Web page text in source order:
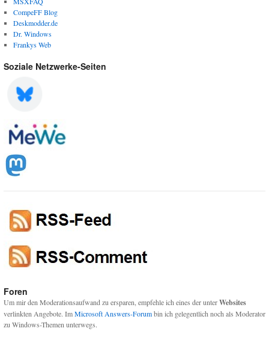
CompeFF Blog
Deskmodder.de
Dr. Windows
Frankys Web
Soziale Netzwerke-Seiten
Foren
Um mir den Moderationsaufwand zu ersparen, empfehle ich eines der unterWebsites
verlinkten Angebote. ImMicrosoft Answers-Forumbin ich gelegentlich noch als Moderator
zu Windows-Themen unterwegs.